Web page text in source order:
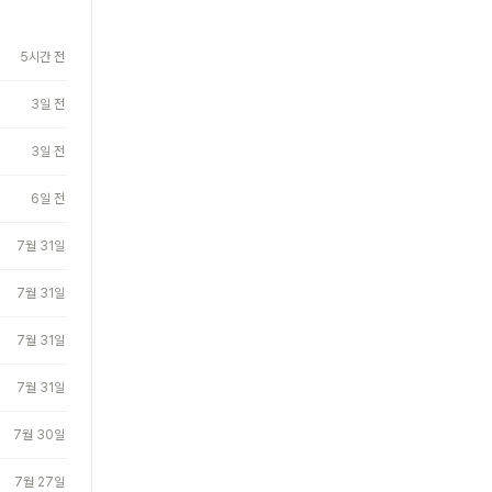
5시간 전
3일 전
3일 전
6일 전
7월 31일
7월 31일
7월 31일
7월 31일
7월 30일
7월 27일